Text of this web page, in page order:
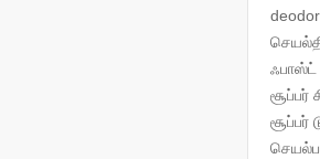
ஃபாஸ்ட்
சூப்பர்
சூப்பர்